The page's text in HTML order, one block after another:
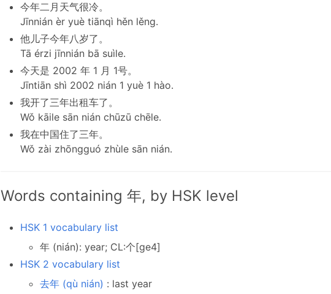
今年二月天气很冷。
Jīnnián èr yuè tiānqì hěn lěng.
他儿子今年八岁了。
Tā érzi jīnnián bā suìle.
今天是 2002 年 1 月 1号。
Jīntiān shì 2002 nián 1 yuè 1 hào.
我开了三年出租车了。
Wǒ kāile sān nián chūzū chēle.
我在中国住了三年。
Wǒ zài zhōngguó zhùle sān nián.
Words containing 年, by HSK level
HSK 1 vocabulary list
年 (nián): year; CL:个[ge4]
HSK 2 vocabulary list
去年 (qù nián) : last year